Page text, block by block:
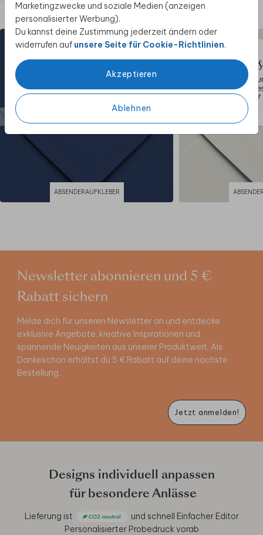
Marketingzwecke und soziale Medien (anzeigen
personalisierter Werbung).
Du kannst deine Zustimmung jederzeit ändern oder
widerrufen auf unsere Seite für Cookie-Richtlinien.
Akzeptieren
Ablehnen
Diese Produkte könnten dir auch gefallen
ABSENDERAUFKLEBER
Newsletter abonnieren und 5 €
Rabatt sichern
Melde dich für unseren Newsletter an und entdecke
exklusive Angebote, kreative Inspirationen und
spannende Neuigkeiten aus unserer Produktwelt. Als
Dankeschön erhältst du 5 € Rabatt auf deine nächste
Bestellung.
Jetzt anmelden!
Designs individuell anpassen
für besondere Anlässe
Lieferung ist und schnell Einfacher Editor
Personalisierter Probedruck vorab